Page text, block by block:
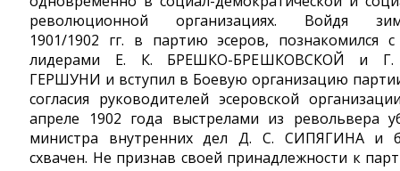
революционной организациях. Войдя
1901/1902 гг. в партию эсеров, познакомился
лидерами Е. К. БРЕШКО-БРЕШКОВСКОЙ и
ГЕРШУНИ и вступил в Боевую организацию
согласия руководителей эсеровской
апреле 1902 года выстрелами из револьвера
министра внутренних дел Д. С. СИПЯГИНА и
схвачен. Не признав своей принадлежности к